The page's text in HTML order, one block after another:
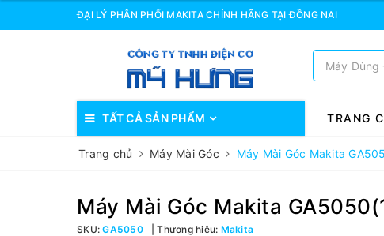
ĐẠI LÝ PHÂN PHỐI MAKITA CHÍNH HÃNG TẠI ĐỒNG NAI
TẤT CẢ SẢN PHẨM TRANG
Trang chủ Máy Mài Góc Máy Mài Góc Makita
Máy Mài Góc Makita
SKU:GA5050 Thương hiệu: Makita